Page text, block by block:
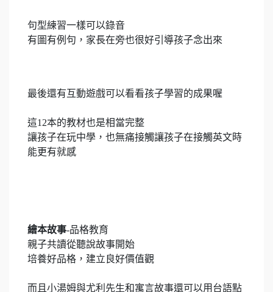
句型練習一樣可以錄音
有圖有例句，家長在旁也很好引導孩子念出來
最後還有互動遊戲可以看看孩子學習的成果喔
這12本的教材也是相當完整
讓孩子在玩中學，也無痛接觸讓孩子在接觸英文時
能更有就感
繪本故事-品格教育
親子共讀從聽說故事開始
培養好品格，建立良好價值觀
而且小湯姆與尤利先生和寓言故事還可以用台語點